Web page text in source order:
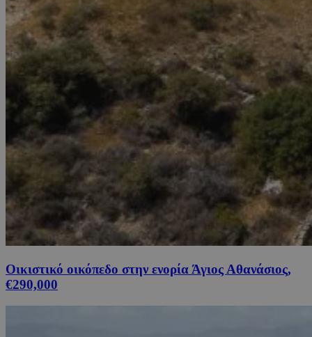
Οικιστικό οικόπεδο στην ενορία Άγιος Αθανάσιος,
€290,000